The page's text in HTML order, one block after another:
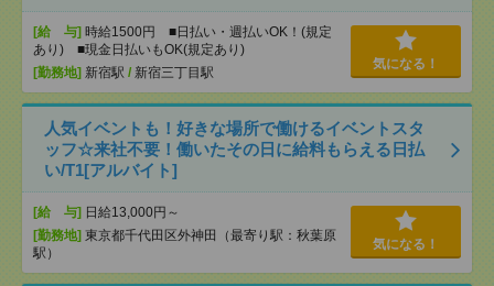
[給 与] 時給1500円 ■日払い・週払いOK！(規定
あり) ■現金日払いもOK(規定あり)
[勤務地] 新宿駅 / 新宿三丁目駅
気になる！
人気イベントも！好きな場所で働けるイベントスタ
ッフ☆来社不要！働いたその日に給料もらえる日払
い/T1[アルバイト]
[給 与] 日給13,000円～
[勤務地] 東京都千代田区外神田（最寄り駅：秋葉原
駅）
気になる！